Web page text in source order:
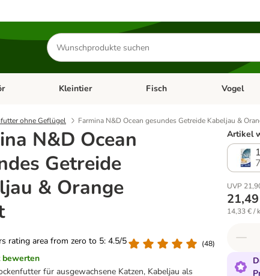
Produkte
suchen
& Zubehör
Kategorie-Menü öffnen: Hundefutter & Zubehör
Kleintier Kategorie-Menü öffnen: Kleintier
Fisch Kategorie-
Vogel
ohne Geflügel Farmina N&D Ocean gesundes Getreide Kabeljau &
N&D Ocean
Getreide
& Orange
rating area from zero to 5: 4.5/5
(48)
bewerten
für ausgewachsene Katzen, Kabeljau als
Artikel
UVP
14,33 € /